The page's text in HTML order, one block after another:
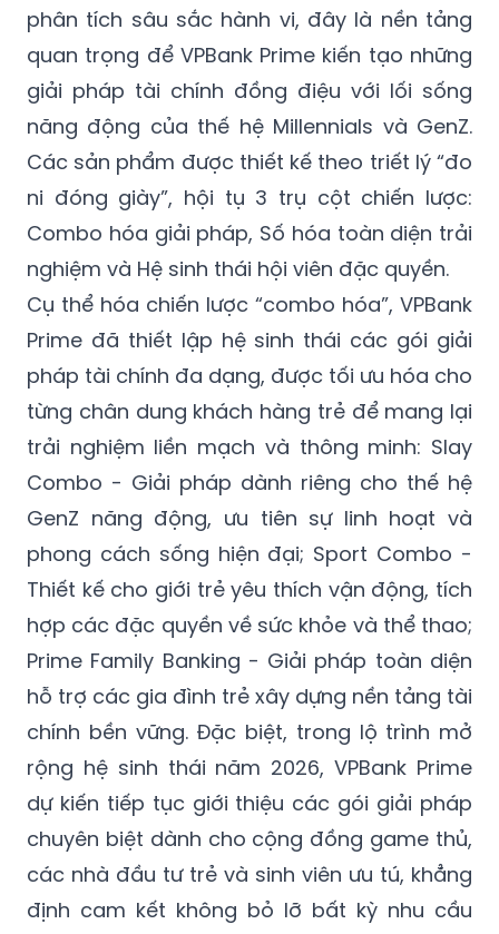
phân tích sâu sắc hành vi, đây là nền tảng
quan trọng để VPBank Prime kiến tạo những
giải pháp tài chính đồng điệu với lối sống
năng động của thế hệ Millennials và GenZ.
Các sản phẩm được thiết kế theo triết lý “đo
ni đóng giày”, hội tụ 3 trụ cột chiến lược:
Combo hóa giải pháp, Số hóa toàn diện trải
nghiệm và Hệ sinh thái hội viên đặc quyền.
Cụ thể hóa chiến lược “combo hóa”, VPBank
Prime đã thiết lập hệ sinh thái các gói giải
pháp tài chính đa dạng, được tối ưu hóa cho
từng chân dung khách hàng trẻ để mang lại
trải nghiệm liền mạch và thông minh: Slay
Combo - Giải pháp dành riêng cho thế hệ
GenZ năng động, ưu tiên sự linh hoạt và
phong cách sống hiện đại; Sport Combo -
Thiết kế cho giới trẻ yêu thích vận động, tích
hợp các đặc quyền về sức khỏe và thể thao;
Prime Family Banking - Giải pháp toàn diện
hỗ trợ các gia đình trẻ xây dựng nền tảng tài
chính bền vững. Đặc biệt, trong lộ trình mở
rộng hệ sinh thái năm 2026, VPBank Prime
dự kiến tiếp tục giới thiệu các gói giải pháp
chuyên biệt dành cho cộng đồng game thủ,
các nhà đầu tư trẻ và sinh viên ưu tú, khẳng
định cam kết không bỏ lỡ bất kỳ nhu cầu